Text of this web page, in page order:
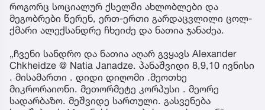
როგორც სოციალურ ქსელში ახლობლები და
მეგობრები წერენ, ერთ-ერთი გარდაცვლილი ცოლ-
ქმარი ალექსანდრე ჩხეიძე და ნათია ჯანაძეა.
„ჩვენი სანდრო და ნათია აღარ გვყავს Alexander
Chkheidze @ Natia Janadze. პანაშვიდი 8,9,10 ივნისი
. მისამართი . დიდი დიღომი .მეოთხე
მიკრორაიონი. მეთორმეტე კორპუსი . მეორე
სადარბაზო. მეშვიდე სართული. გასვენება